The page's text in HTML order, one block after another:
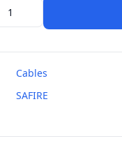
Cables
SAFIRE